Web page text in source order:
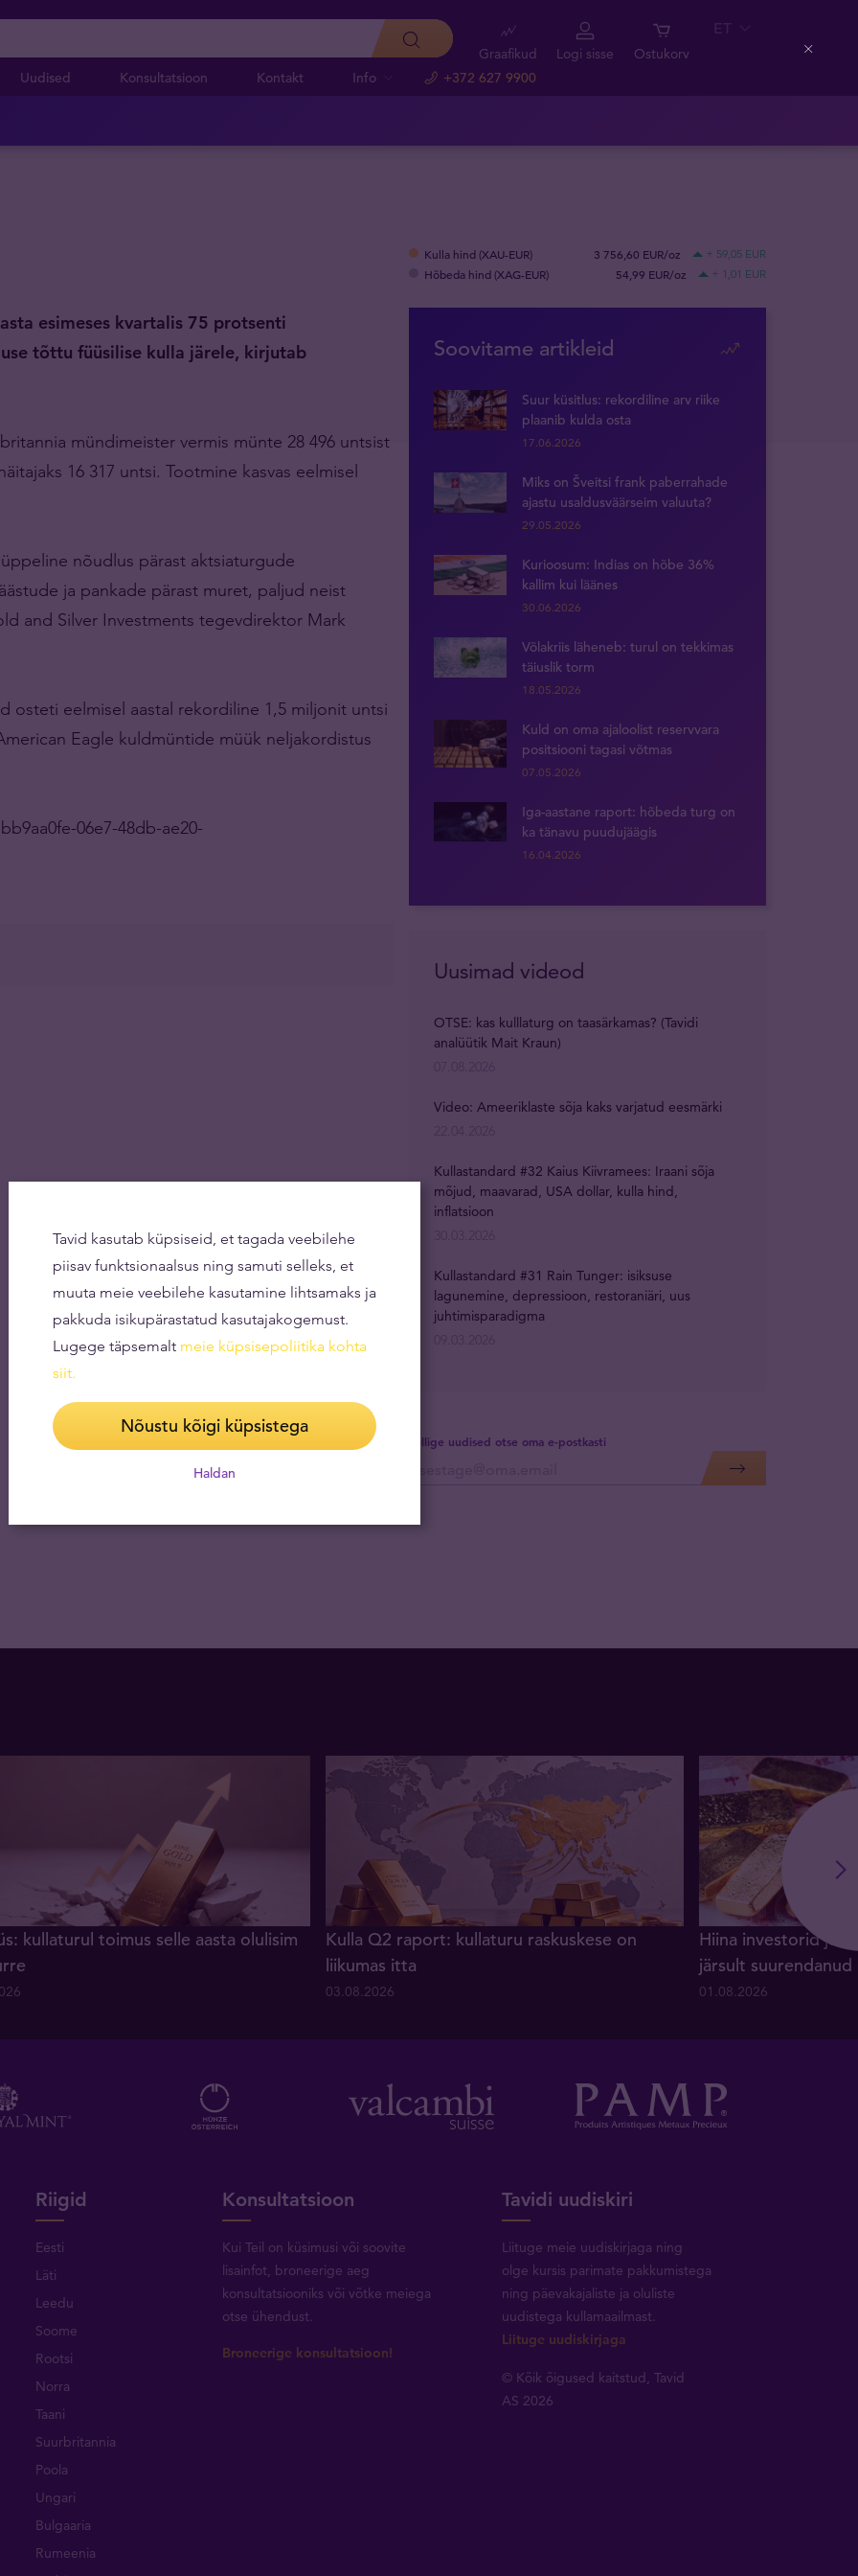
Uudised Konsultatsioon Kontakt Info +372 627 9900
Graafikud Logi sisse Ostukorv
ET
Kulla hind (XAU-EUR) 3 756,60 EUR/oz + 59,05 EUR
Hõbeda hind (XAG-EUR) 54,99 EUR/oz + 1,01 EUR
esimeses kvartalis 75 protsenti
tõttu füüsilise kulla järele, kirjutab
mündimeister vermis münte 28 496 untsist
16 317 untsi. Tootmine kasvas eelmisel
nõudlus pärast aktsiaturgude
ja pankade pärast muret, paljud neist
and Silver Investments tegevdirektor Mark
osteti eelmisel aastal rekordiline 1,5 miljonit untsi
Eagle kuldmüntide müük neljakordistus
06e7-48db-ae20-
Soovitame artikleid
Suur küsitlus: rekordiline arv riike
plaanib kulda osta
17.06.2026
Miks on Šveitsi frank paberrahade
ajastu usaldusväärseim valuuta?
29.05.2026
Kurioosum: Indias on hõbe 36%
kallim kui läänes
30.06.2026
Võlakriis läheneb: turul on tekkimas
täiuslik torm
18.05.2026
Kuld on oma ajaloolist reservvara
positsiooni tagasi võtmas
07.05.2026
Iga-aastane raport: hõbeda turg on
ka tänavu puudujäägis
16.04.2026
Tellige uudised otse oma e-postkasti
Uusimad videod
OTSE: kas kulllaturg on taasärkamas? (Tavidi
analüütik Mait Kraun)
Video: Ameeriklaste sõja kaks varjatud eesmärki
Kullastandard #32 Kaius Kiivramees: Iraani sõja
mõjud, maavarad, USA dollar, kulla hind,
inflatsioon
Kullastandard #31 Rain Tunger: isiksuse
lagunemine, depressioon, restoraniäri, uus
juhtimisparadigma
kullaturul toimus selle aasta olulisim
Kulla Q2 raport: kullaturu raskuskese on
liikumas itta
03.08.2026
Hiina investorid ja
järsult suurendanud
01.08.2026
Riigid
Eesti
Läti
Leedu
Soome
Rootsi
Norra
Taani
Suurbritannia
Poola
Ungari
Bulgaaria
Rumeenia
Konsultatsioon
Kui Teil on küsimusi või soovite
lisainfot, broneerige aeg
konsultatsiooniks või võtke meiega
otse ühendust.
Broneerige konsultatsioon!
Tavidi uudiskiri
Liituge meie uudiskirjaga ning
olge kursis parimate pakkumistega
ning päevakajaliste ja oluliste
uudistega kullamaailmast.
Liituge uudiskirjaga
© Kõik õigused kaitstud, Tavid
AS 2026
Tavid kasutab küpsiseid, et tagada veebilehe
piisav funktsionaalsus ning samuti selleks, et
muuta meie veebilehe kasutamine lihtsamaks ja
pakkuda isikupärastatud kasutajakogemust.
Lugege täpsemalt meie küpsisepoliitika kohta
siit.
Nõustu kõigi küpsistega
Haldan
Close